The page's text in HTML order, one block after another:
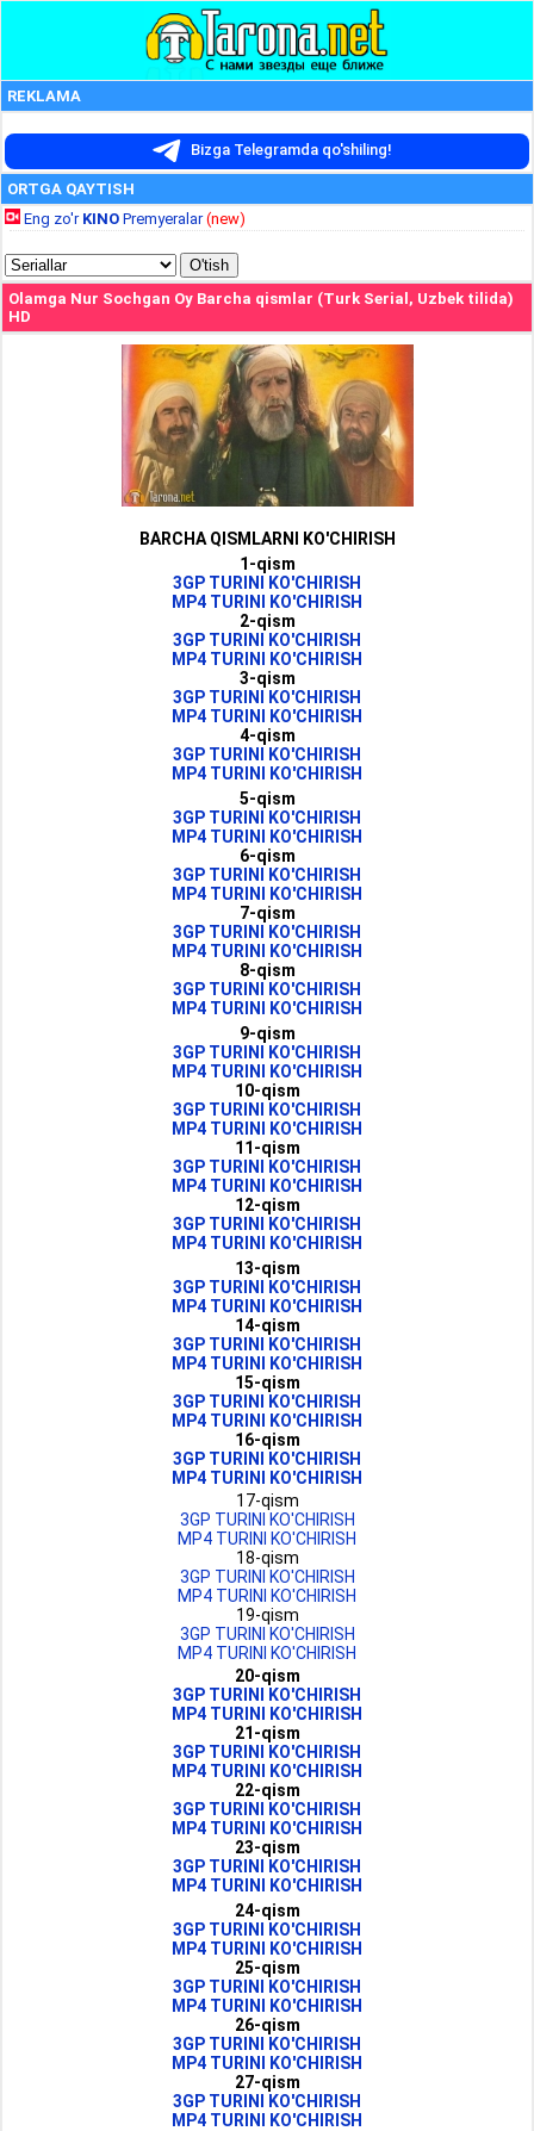
REKLAMA
Bizga Telegramda qo'shiling!
ORTGA QAYTISH
Eng zo'r KINO Premyeralar(new)
Olamga Nur Sochgan Oy Barcha qismlar (Turk Serial, Uzbek tilida)
HD
BARCHA QISMLARNI KO'CHIRISH
1-qism
3GP TURINI KO'CHIRISH
MP4 TURINI KO'CHIRISH
2-qism
3GP TURINI KO'CHIRISH
MP4 TURINI KO'CHIRISH
3-qism
3GP TURINI KO'CHIRISH
MP4 TURINI KO'CHIRISH
4-qism
3GP TURINI KO'CHIRISH
MP4 TURINI KO'CHIRISH
5-qism
3GP TURINI KO'CHIRISH
MP4 TURINI KO'CHIRISH
6-qism
3GP TURINI KO'CHIRISH
MP4 TURINI KO'CHIRISH
7-qism
3GP TURINI KO'CHIRISH
MP4 TURINI KO'CHIRISH
8-qism
3GP TURINI KO'CHIRISH
MP4 TURINI KO'CHIRISH
9-qism
3GP TURINI KO'CHIRISH
MP4 TURINI KO'CHIRISH
10-qism
3GP TURINI KO'CHIRISH
MP4 TURINI KO'CHIRISH
11-qism
3GP TURINI KO'CHIRISH
MP4 TURINI KO'CHIRISH
12-qism
3GP TURINI KO'CHIRISH
MP4 TURINI KO'CHIRISH
13-qism
3GP TURINI KO'CHIRISH
MP4 TURINI KO'CHIRISH
14-qism
3GP TURINI KO'CHIRISH
MP4 TURINI KO'CHIRISH
15-qism
3GP TURINI KO'CHIRISH
MP4 TURINI KO'CHIRISH
16-qism
3GP TURINI KO'CHIRISH
MP4 TURINI KO'CHIRISH
17-qism
3GP TURINI KO'CHIRISH
MP4 TURINI KO'CHIRISH
18-qism
3GP TURINI KO'CHIRISH
MP4 TURINI KO'CHIRISH
19-qism
3GP TURINI KO'CHIRISH
MP4 TURINI KO'CHIRISH
20-qism
3GP TURINI KO'CHIRISH
MP4 TURINI KO'CHIRISH
21-qism
3GP TURINI KO'CHIRISH
MP4 TURINI KO'CHIRISH
22-qism
3GP TURINI KO'CHIRISH
MP4 TURINI KO'CHIRISH
23-qism
3GP TURINI KO'CHIRISH
MP4 TURINI KO'CHIRISH
24-qism
3GP TURINI KO'CHIRISH
MP4 TURINI KO'CHIRISH
25-qism
3GP TURINI KO'CHIRISH
MP4 TURINI KO'CHIRISH
26-qism
3GP TURINI KO'CHIRISH
MP4 TURINI KO'CHIRISH
27-qism
3GP TURINI KO'CHIRISH
MP4 TURINI KO'CHIRISH